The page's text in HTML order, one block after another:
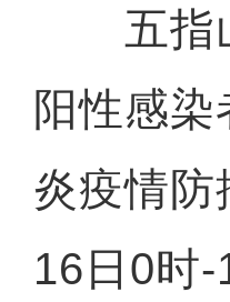
五指山
阳性感
炎疫情防
16日0时